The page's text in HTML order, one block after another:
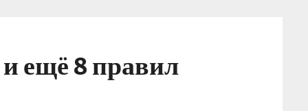
ещё 8 правил